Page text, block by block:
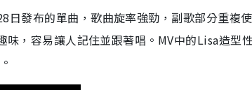
日發布的單曲，歌曲旋率強勁，副歌部分重複
，容易讓人記住並跟著唱。MV中的Lisa造型